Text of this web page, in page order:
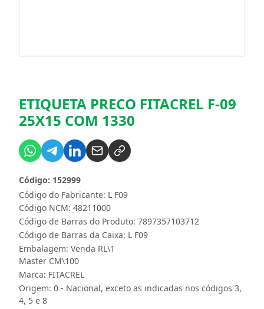
ETIQUETA PRECO FITACREL F-09
25X15 COM 1330
Código do Fabricante: L F09
Código: 152999
Código NCM: 48211000
Código de Barras do Produto: 7897357103712
Código de Barras da Caixa: L F09
Embalagem: Venda RL\1
Master CM\100
Marca: FITACREL
Origem: 0 - Nacional, exceto as indicadas nos códigos 3,
4, 5 e 8